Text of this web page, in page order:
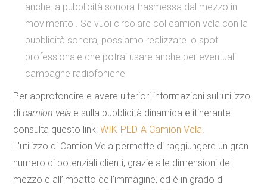
anche la pubblicità sonora trasmessa dal mezzo in
movimento . Se vuoi circolare col camion vela con la
pubblicità sonora, possiamo realizzare lo spot
professionale che potrai usare anche per eventuali
campagne radiofoniche
Per approfondire e avere ulteriori informazioni sull’utilizzo
di camion vela e sulla pubblicità dinamica e itinerante
consulta questo link: WIKIPEDIA Camion Vela.
L’utilizzo di Camion Vela permette di raggiungere un gran
numero di potenziali clienti, grazie alle dimensioni del
mezzo e all’impatto dell’immagine, ed è in grado di